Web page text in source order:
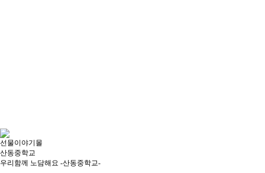
선물이야기몰
산동중학교
우리함께 노담해요 -산동중학교-